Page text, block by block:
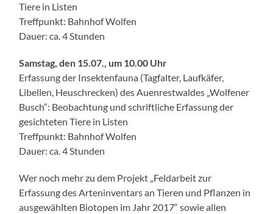
Tiere in Listen
Treffpunkt: Bahnhof Wolfen
Dauer: ca. 4 Stunden
Samstag, den 15.07., um 10.00 Uhr
Erfassung der Insektenfauna (Tagfalter, Laufkäfer,
Libellen, Heuschrecken) des Auenrestwaldes „Wolfener
Busch“: Beobachtung und schriftliche Erfassung der
gesichteten Tiere in Listen
Treffpunkt: Bahnhof Wolfen
Dauer: ca. 4 Stunden
Wer noch mehr zu dem Projekt „Feldarbeit zur
Erfassung des Arteninventars an Tieren und Pflanzen in
ausgewählten Biotopen im Jahr 2017“ sowie allen